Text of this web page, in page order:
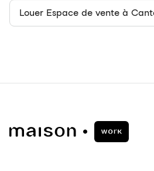
Louer Espace de vente à